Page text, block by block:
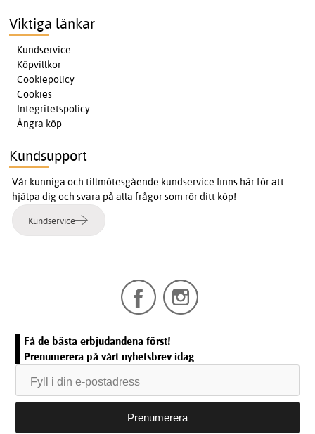
Viktiga länkar
Kundservice
Köpvillkor
Cookiepolicy
Cookies
Integritetspolicy
Ångra köp
Kundsupport
Vår kunniga och tillmötesgående kundservice finns här för att
hjälpa dig och svara på alla frågor som rör ditt köp!
Kundservice
Få de bästa erbjudandena först!
Prenumerera på vårt nyhetsbrev idag